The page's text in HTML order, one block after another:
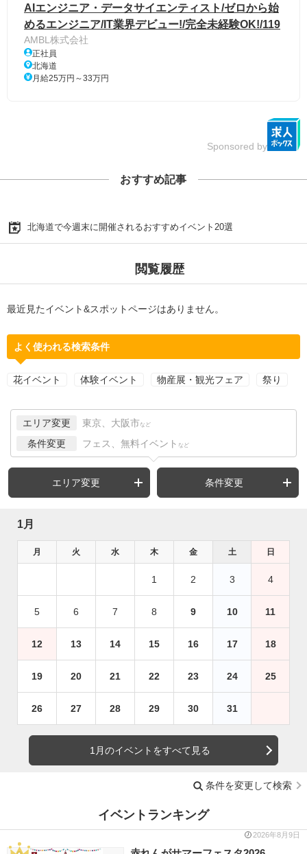
AIエンジニア・データサイエンティスト/ゼロから始
めるエンジニア/IT業界デビュー!/完全未経験OK!/119
AMBL株式会社
正社員
北海道
月給25万円～33万円
Sponsored by
おすすめ記事
北海道で今週末に開催されるおすすめイベント20選
閲覧履歴
最近見たイベント&スポットページはありません。
よく使われる検索条件
花イベント 体験イベント 物産展・観光フェア 祭り
エリア変更 東京、大阪市 など
条件変更 フェス、無料イベント など
エリア変更 条件変更
1月
月 火 水 木 金 土 日
1 2 3 4
5 6 7 8 9 10 11
12 13 14 15 16 17 18
19 20 21 22 23 24 25
26 27 28 29 30 31
1月のイベントをすべて見る
条件を変更して検索
イベントランキング
2026年8月9日